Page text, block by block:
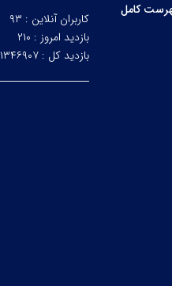
کامل
کاربران آنلاین : ۹۳
بازدید امروز : ۲۱۰
بازدید کل : ۱۳۴۶۹۰۷